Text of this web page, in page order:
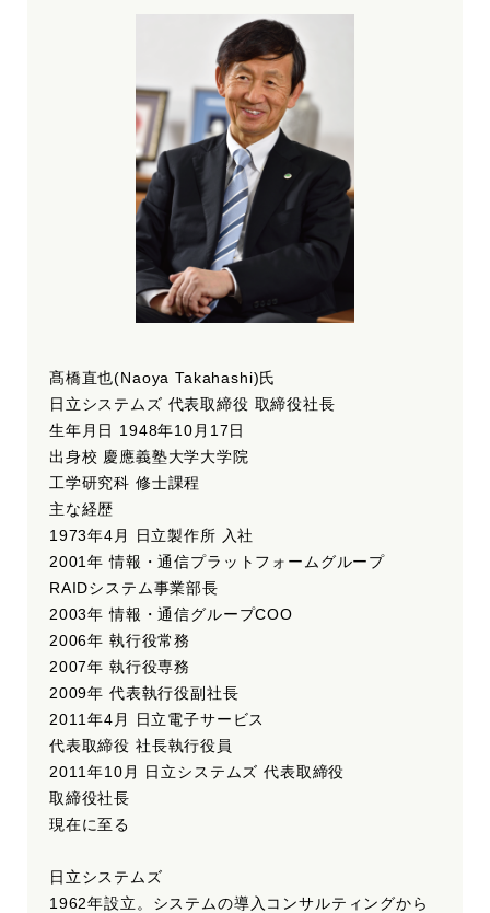
髙橋直也(Naoya Takahashi)氏
日立システムズ 代表取締役 取締役社長
生年月日 1948年10月17日
出身校 慶應義塾大学大学院
工学研究科 修士課程
主な経歴
1973年4月 日立製作所 入社
2001年 情報・通信プラットフォームグループ
RAIDシステム事業部長
2003年 情報・通信グループCOO
2006年 執行役常務
2007年 執行役専務
2009年 代表執行役副社長
2011年4月 日立電子サービス
代表取締役 社長執行役員
2011年10月 日立システムズ 代表取締役
取締役社長
現在に至る
日立システムズ
1962年設立。システムの導入コンサルティングから